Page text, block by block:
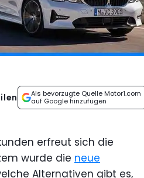
Als bevorzugte Quelle Motor1.com
auf Google hinzufügen
erfreut sich die
wurde die neue
Alternativen gibt es,